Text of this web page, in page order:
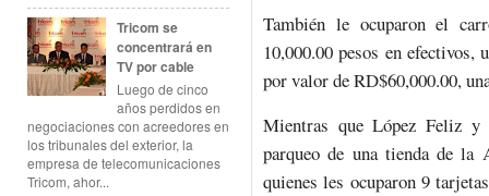
Tricom se
concentrará en
TV por cable
Luego de cinco
años perdidos en
negociaciones con acreedores en
los tribunales del exterior, la
empresa de telecomunicaciones
Tricom, ahor...
También le ocuparon el
10,000.00 pesos en efectivos,
por valor de RD$60,000.00,
Mientras que López Feliz
parqueo de una tienda de la
quienes les ocuparon 9